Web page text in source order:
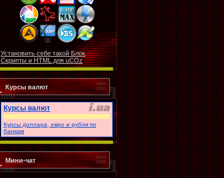
Установить себе такой Блок
Скрипты и HTML для uCOz
Курсы валют
Курсы валют
Курсы доллара, евро и рубля по
банкам
Мини-чат